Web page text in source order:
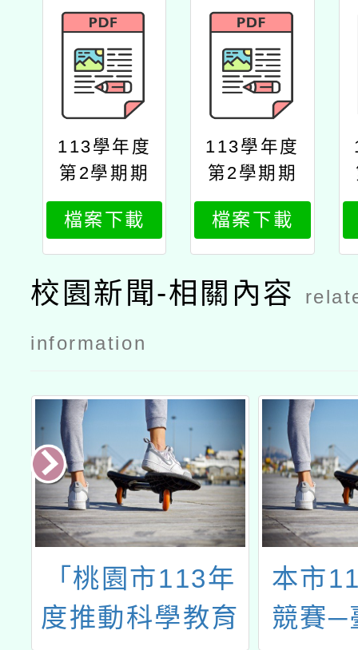
113學年度
第2學期期
末「識字量
測驗」「教
育雲端帳號
綁定」說明
檔案下載
113學年度
第2學期期
末「識字量
測驗」開放
施測暨「教
育雲端帳號
綁定」使用
檔案下載
校園新聞-相關內容
information
「桃園市113年
度推動科學教育
本市
競賽─